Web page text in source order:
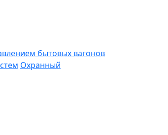
бытовых вагонов
Охранный